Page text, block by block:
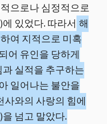
으로나 심정적으로
있었다. 따라서 해
여 지적으로 미혹
어 유인을 당하게
실적을 추구하는
일어나는 불안을
사와의 사랑의 힘에
넘고 말았다.